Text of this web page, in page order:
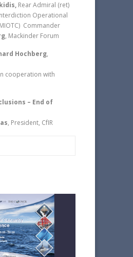
Rear Admiral (ret)
Operational
Commander
, Mackinder Forum
Hochberg,
cooperation with
– End of
, President, CfIR